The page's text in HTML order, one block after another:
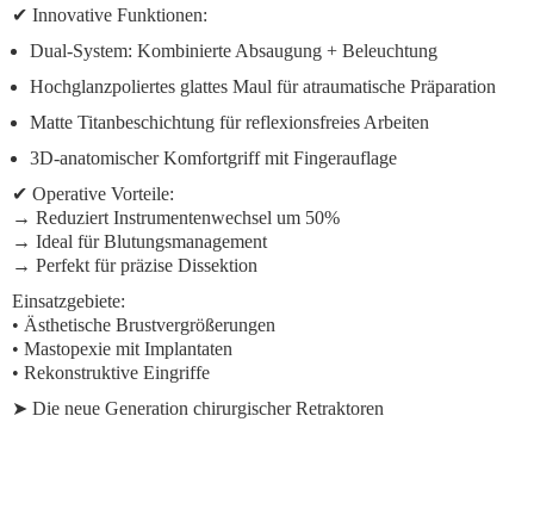
✔ Innovative Funktionen:
Dual-System: Kombinierte Absaugung + Beleuchtung
Hochglanzpoliertes glattes Maul für atraumatische Präparation
Matte Titanbeschichtung für reflexionsfreies Arbeiten
3D-anatomischer Komfortgriffmit Fingerauflage
✔ Operative Vorteile:
→ Reduziert Instrumentenwechsel um 50%
→ Ideal für Blutungsmanagement
→ Perfekt für präzise Dissektion
Einsatzgebiete:
• Ästhetische Brustvergrößerungen
• Mastopexie mit Implantaten
• Rekonstruktive Eingriffe
➤ Die neue Generation chirurgischer Retraktoren